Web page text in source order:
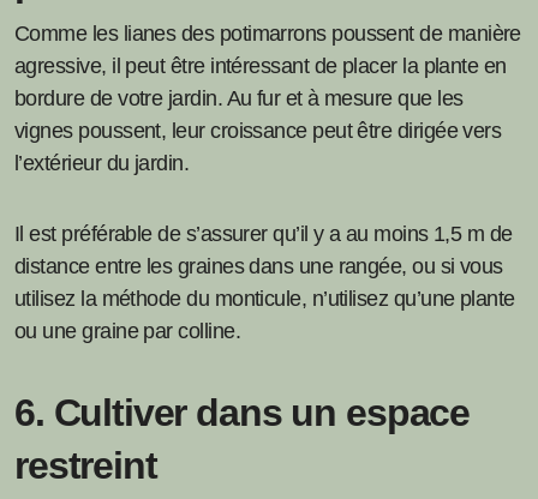
Comme les lianes des potimarrons poussent de manière
agressive, il peut être intéressant de placer la plante en
bordure de votre jardin. Au fur et à mesure que les
vignes poussent, leur croissance peut être dirigée vers
l’extérieur du jardin.
Il est préférable de s’assurer qu’il y a au moins 1,5 m de
distance entre les graines dans une rangée, ou si vous
utilisez la méthode du monticule, n’utilisez qu’une plante
ou une graine par colline.
6. Cultiver dans un espace
restreint